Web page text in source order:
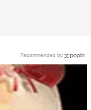
Recommended by